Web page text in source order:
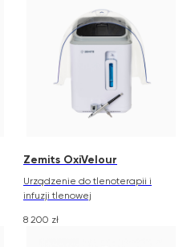
Zemits OxiVelour
Urządzenie do tlenoterapii i
infuzji tlenowej
8 200 zł
advance-esthetic.us